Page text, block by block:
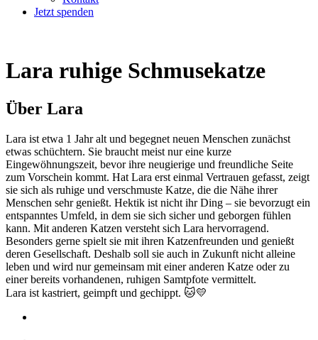
Jetzt spenden
Lara ruhige Schmusekatze
Über Lara
Lara ist etwa 1 Jahr alt und begegnet neuen Menschen zunächst
etwas schüchtern. Sie braucht meist nur eine kurze
Eingewöhnungszeit, bevor ihre neugierige und freundliche Seite
zum Vorschein kommt. Hat Lara erst einmal Vertrauen gefasst, zeigt
sie sich als ruhige und verschmuste Katze, die die Nähe ihrer
Menschen sehr genießt. Hektik ist nicht ihr Ding – sie bevorzugt ein
entspanntes Umfeld, in dem sie sich sicher und geborgen fühlen
kann. Mit anderen Katzen versteht sich Lara hervorragend.
Besonders gerne spielt sie mit ihren Katzenfreunden und genießt
deren Gesellschaft. Deshalb soll sie auch in Zukunft nicht alleine
leben und wird nur gemeinsam mit einer anderen Katze oder zu
einer bereits vorhandenen, ruhigen Samtpfote vermittelt.
Lara ist kastriert, geimpft und gechippt. 🐱💛